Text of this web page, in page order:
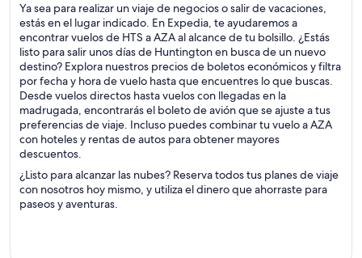
Ya sea para realizar un viaje de negocios o salir de vacaciones,
estás en el lugar indicado. En Expedia, te ayudaremos a
encontrar vuelos de HTS a AZA al alcance de tu bolsillo. ¿Estás
listo para salir unos días de Huntington en busca de un nuevo
destino? Explora nuestros precios de boletos económicos y filtra
por fecha y hora de vuelo hasta que encuentres lo que buscas.
Desde vuelos directos hasta vuelos con llegadas en la
madrugada, encontrarás el boleto de avión que se ajuste a tus
preferencias de viaje. Incluso puedes combinar tu vuelo a AZA
con hoteles y rentas de autos para obtener mayores
descuentos.
¿Listo para alcanzar las nubes? Reserva todos tus planes de viaje
con nosotros hoy mismo, y utiliza el dinero que ahorraste para
paseos y aventuras.